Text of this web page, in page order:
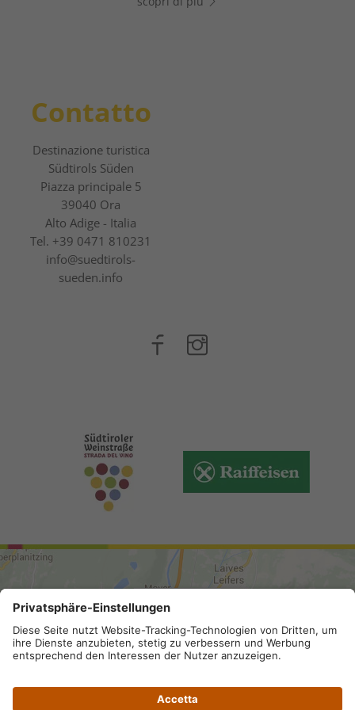
Contatto
Destinazione turistica
Südtirols Süden
Piazza principale 5
39040 Ora
Alto Adige - Italia
Tel. +39 0471 810231
info@suedtirols-
sueden.info
ARRIVO
Credits . Privacy